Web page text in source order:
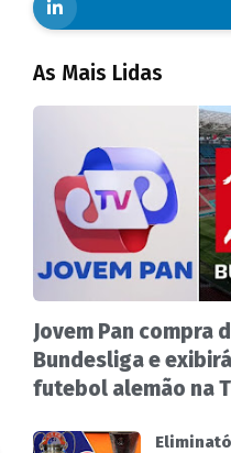
As Mais Lidas
Jovem Pan compra
Bundesliga e
futebol alemão na